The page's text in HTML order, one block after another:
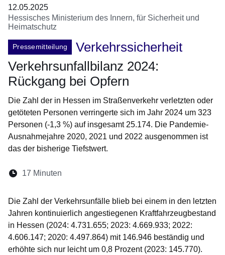
12.05.2025
Hessisches Ministerium des Innern, für Sicherheit und
Heimatschutz
Pressemitteilung
Verkehrssicherheit
Verkehrsunfallbilanz 2024:
Rückgang bei Opfern
Die Zahl der in Hessen im Straßenverkehr verletzten oder
getöteten Personen verringerte sich im Jahr 2024 um 323
Personen (-1,3 %) auf insgesamt 25.174. Die Pandemie-
Ausnahmejahre 2020, 2021 und 2022 ausgenommen ist
das der bisherige Tiefstwert.
Lesedauer:
17 Minuten
Die Zahl der Verkehrsunfälle blieb bei einem in den letzten
Jahren kontinuierlich angestiegenen Kraftfahrzeugbestand
in Hessen (2024: 4.731.655; 2023: 4.669.933; 2022:
4.606.147; 2020: 4.497.864) mit 146.946 beständig und
erhöhte sich nur leicht um 0,8 Prozent (2023: 145.770).